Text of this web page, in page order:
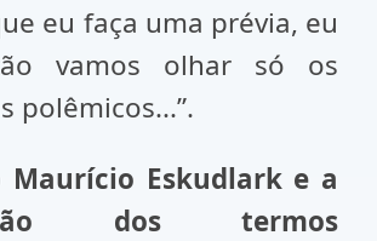
eu faça uma prévia, eu
vamos olhar só os
polêmicos...”.
Maurício Eskudlark e a
dos termos